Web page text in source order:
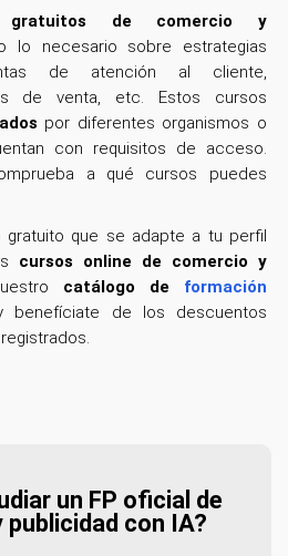
de comercio y
lo necesario sobre estrategias
de atención al cliente,
de venta, etc. Estos cursos
por diferentes organismos o
con requisitos de acceso.
a qué cursos puedes
gratuito que se adapte a tu perfil
cursos online de comercio y
catálogo de
formación
benefíciate de los descuentos
un FP oficial de
con IA?